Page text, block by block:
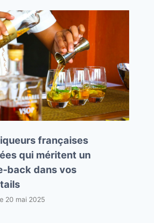
françaises
qui méritent un
back dans vos
20 mai 2025